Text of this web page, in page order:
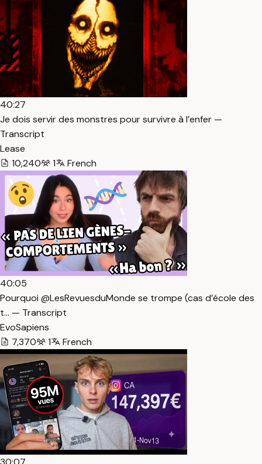
40:27
Je dois servir des monstres pour survivre à l’enfer —
Transcript
Lease
10,240
1 French
40:05
Pourquoi @LesRevuesduMonde se trompe (cas d’école des
t… — Transcript
EvoSapiens
7,370
1 French